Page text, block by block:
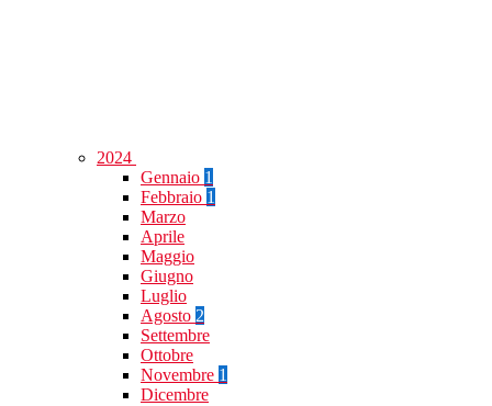
2024
Gennaio 1
Febbraio 1
Marzo
Aprile
Maggio
Giugno
Luglio
Agosto 2
Settembre
Ottobre
Novembre 1
Dicembre